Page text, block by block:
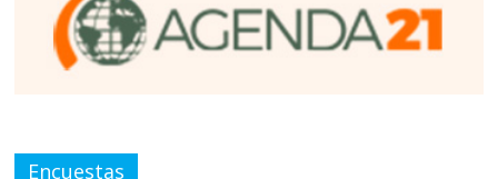
Encuestas